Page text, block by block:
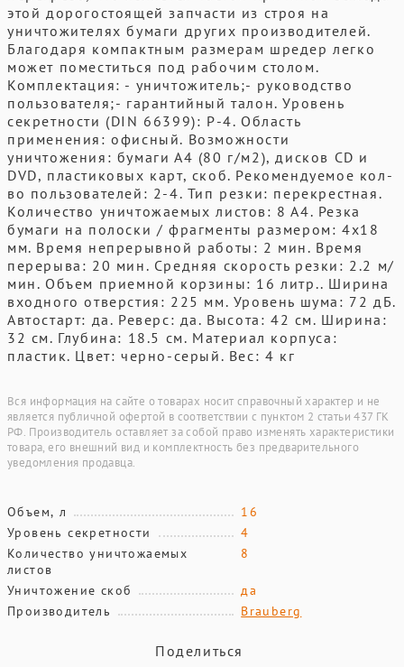
этой дорогостоящей запчасти из строя на
уничтожителях бумаги других производителей.
Благодаря компактным размерам шредер легко
может поместиться под рабочим столом.
Комплектация: - уничтожитель;- руководство
пользователя;- гарантийный талон. Уровень
секретности (DIN 66399): P-4. Область
применения: офисный. Возможности
уничтожения: бумаги А4 (80 г/м2), дисков CD и
DVD, пластиковых карт, скоб. Рекомендуемое кол-
во пользователей: 2-4. Тип резки: перекрестная.
Количество уничтожаемых листов: 8 А4. Резка
бумаги на полоски / фрагменты размером: 4х18
мм. Время непрерывной работы: 2 мин. Время
перерыва: 20 мин. Средняя скорость резки: 2.2 м/
мин. Объем приемной корзины: 16 литр.. Ширина
входного отверстия: 225 мм. Уровень шума: 72 дБ.
Автостарт: да. Реверс: да. Высота: 42 см. Ширина:
32 см. Глубина: 18.5 см. Материал корпуса:
пластик. Цвет: черно-серый. Вес: 4 кг
Вся информация на сайте о товарах носит справочный характер и не
является публичной офертой в соответствии с пунктом 2 статьи 437 ГК
РФ. Производитель оставляет за собой право изменять характеристики
товара, его внешний вид и комплектность без предварительного
уведомления продавца.
Объем, л
16
Уровень секретности
4
Количество уничтожаемых
листов
8
Уничтожение скоб
да
Производитель
Brauberg
Поделиться